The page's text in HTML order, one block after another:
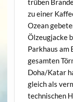
trüben
zu einer
Ozean
Ölzeugjacke
Parkhaus am
gesamten
Doha/Katar
gleich als
technischen